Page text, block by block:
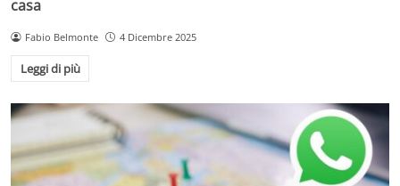
casa
Fabio Belmonte 4 Dicembre 2025
Leggi di più